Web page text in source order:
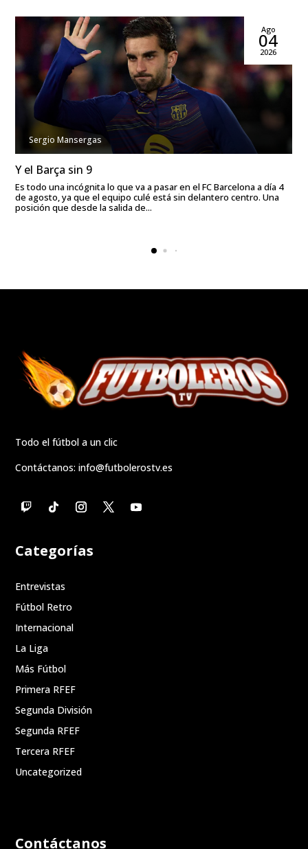
Sergio Mansergas
Ago
04
2026
Y el Barça sin 9
Es todo una incógnita lo que va a pasar en el FC Barcelona a día 4
de agosto, ya que el equipo culé está sin delantero centro. Una
posición que desde la salida de...
Todo el fútbol a un clic
Contáctanos:info@futbolerostv.es
Categorías
Entrevistas
Fútbol Retro
Internacional
La Liga
Más Fútbol
Primera RFEF
Segunda División
Segunda RFEF
Tercera RFEF
Uncategorized
Contáctanos